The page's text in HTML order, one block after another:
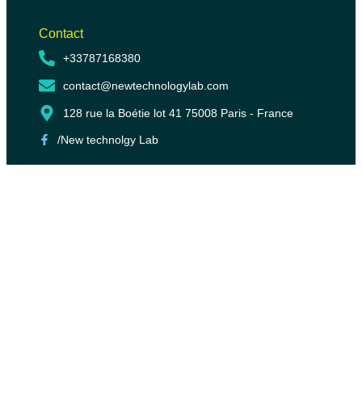
Contact
+33787168380
contact@newtechnologylab.com
128 rue la Boétie lot 41 75008 Paris - France
/New technolgy Lab